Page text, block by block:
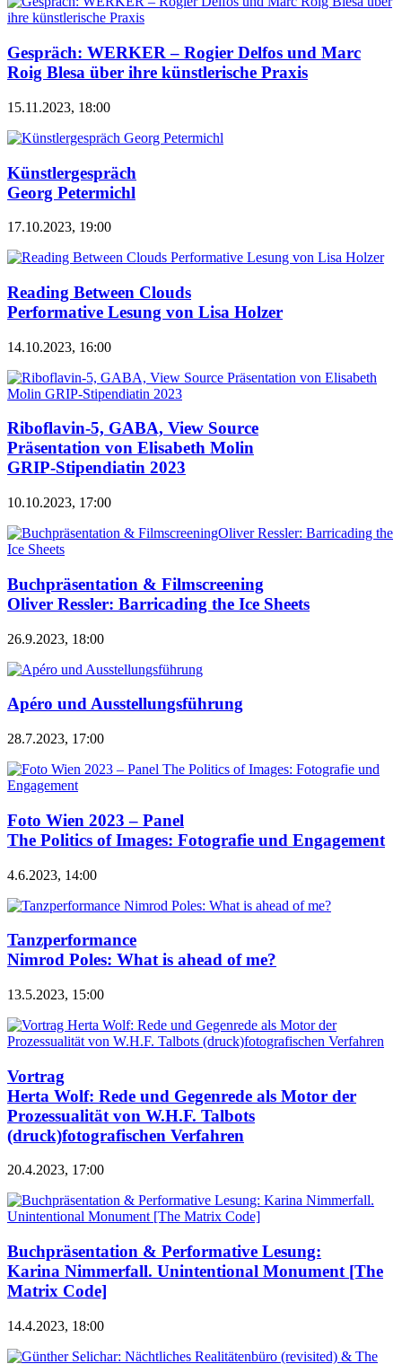
Gespräch: WERKER – Rogier Delfos und Marc
Roig Blesa über ihre künstlerische Praxis
15.11.2023, 18:00
Künstlergespräch
Georg Petermichl
17.10.2023, 19:00
Reading Between Clouds
Performative Lesung von Lisa Holzer
14.10.2023, 16:00
Riboflavin-5, GABA, View Source
Präsentation von Elisabeth Molin
GRIP-Stipendiatin 2023
10.10.2023, 17:00
Buchpräsentation & Filmscreening
Oliver Ressler: Barricading the Ice Sheets
26.9.2023, 18:00
Apéro und Ausstellungsführung
28.7.2023, 17:00
Foto Wien 2023 – Panel
The Politics of Images: Fotografie und Engagement
4.6.2023, 14:00
Tanzperformance
Nimrod Poles: What is ahead of me?
13.5.2023, 15:00
Vortrag
Herta Wolf: Rede und Gegenrede als Motor der
Prozessualität von W.H.F. Talbots
(druck)fotografischen Verfahren
20.4.2023, 17:00
Buchpräsentation & Performative Lesung:
Karina Nimmerfall. Unintentional Monument [The
Matrix Code]
14.4.2023, 18:00